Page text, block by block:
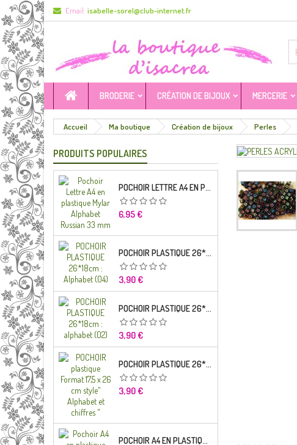
Email: isabelle-sorel@club-internet.fr
BRODERIE CRÉATION DE BIJOUX MERCERIE
Accueil Ma boutique Création de bijoux Perles
PRODUITS POPULAIRES
POCHOIR LETTRE A4 EN PLASTIQUE MYLAR ALPHABET RUSSIAN 33 MM
Prix
6,95 €
POCHOIR PLASTIQUE 26*18CM : ALPHABET (04)
Prix
3,90 €
POCHOIR PLASTIQUE 26*18CM : ALPHABET (02)
Prix
3,90 €
POCHOIR PLASTIQUE 26*18CM : ALPHABET (01)
Prix
3,90 €
POCHOIR A4 EN PLASTIQUE MYLAR ALPHABET ARABE 25 MM